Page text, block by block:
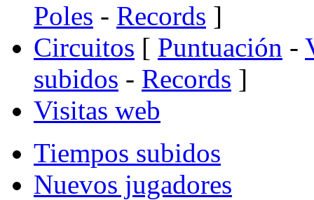
Poles - Records ]
Circuitos [ Puntuación -
subidos - Records ]
Visitas web
Tiempos subidos
Nuevos jugadores